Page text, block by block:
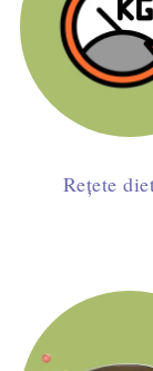
Rețete